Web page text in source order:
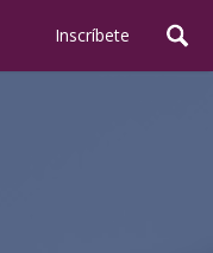
Inscríbete Arriba